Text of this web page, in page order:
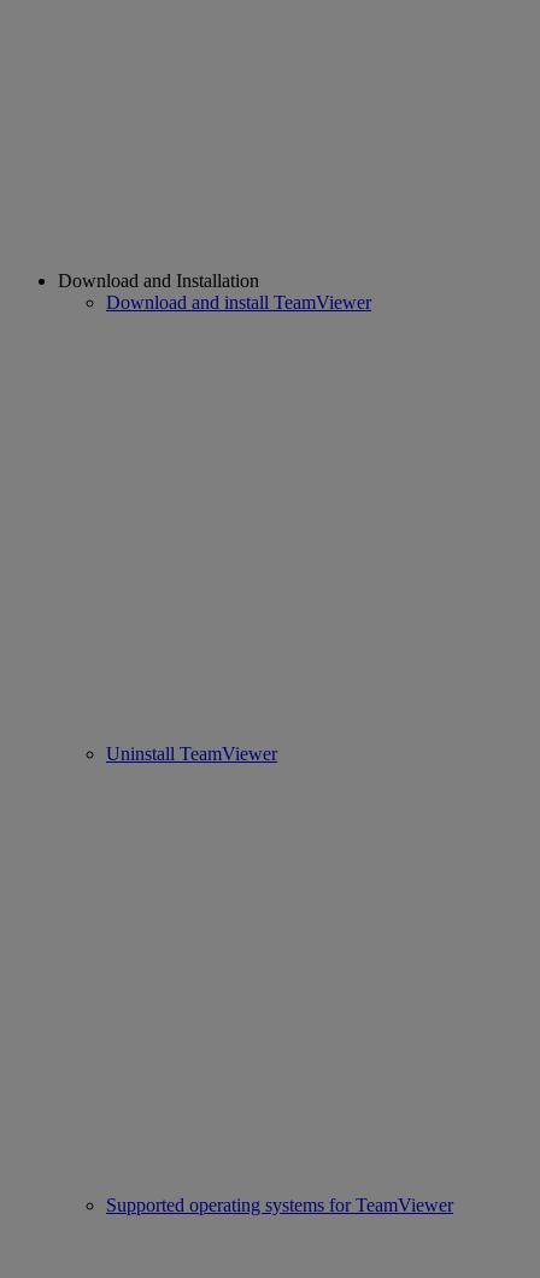
Download and Installation
Download and install TeamViewer
Uninstall TeamViewer
Supported operating systems for TeamViewer